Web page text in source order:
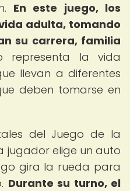
En este juego, los
adulta, tomando
su carrera, familia
representa la vida
llevan a diferentes
deben tomarse en
del Juego de la
jugador elige un auto
gira la rueda para
Durante su turno, el